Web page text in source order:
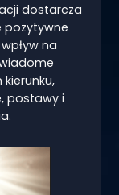
dostarcza
pozytywne
na
postawy i